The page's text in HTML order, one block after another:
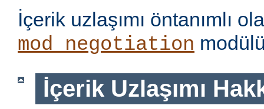
İçerik uzlaşımı öntanımlı
mod_negotiation
İçerik Uzlaşımı